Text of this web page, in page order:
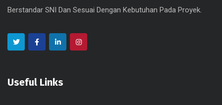
Berstandar SNI Dan Sesuai Dengan Kebutuhan Pada Proyek.
Useful Links